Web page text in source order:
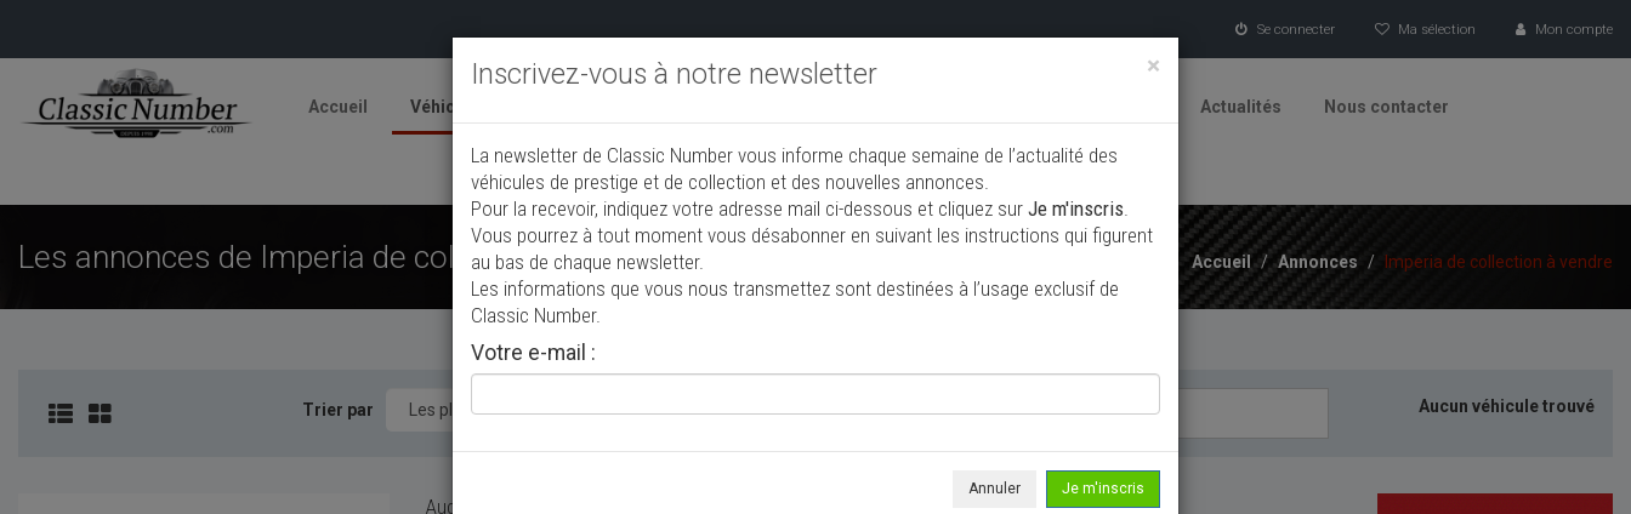
Se connecter Ma sélection Mon compte
Accueil Véhicules Actualités Nous contacter
Ajouter une annonce
Les annonces de Imperia de collection à vendre Accueil / Annonces / Imperia de collection à vendre
Trier par Aucun véhicule trouvé
Aucun véhicule ne correspond à votre recherche, veuillez modifier vos critères de recherche...
×
Inscrivez-vous à notre newsletter
La newsletter de Classic Number vous informe chaque semaine de l’actualité des
véhicules de prestige et de collection et des nouvelles annonces.
Pour la recevoir, indiquez votre adresse mail ci-dessous et cliquez sur Je m'inscris.
Vous pourrez à tout moment vous désabonner en suivant les instructions qui figurent
au bas de chaque newsletter.
Les informations que vous nous transmettez sont destinées à l’usage exclusif de
Classic Number.
Votre e-mail :
Annuler Je m'inscris